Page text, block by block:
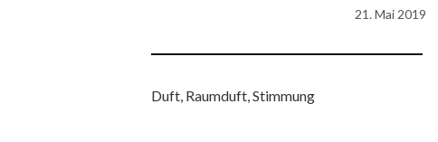
21. Mai 2019
Duft, Raumduft, Stimmung